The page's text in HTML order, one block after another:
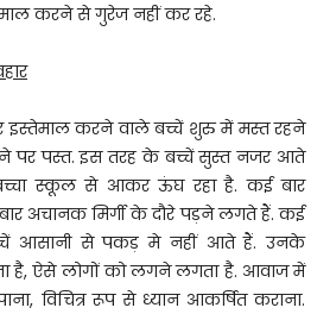
करने से गुरेज नहीं कर रहे.
इस्तेमाल करने वाले बच्चें शुरु में मस्त रहने
पर पस्त. इस तरह के बच्चें सुस्त नजर आते
स्कूल से आकर ऊंघ रहा है. कई बार
अचानक मिर्गी के दौरे पड़ने लगते हैं. कई
आसानी से पकड़ मे नहीं आते हैं. उनके
है, ऐसे लोगों को लगने लगता है. आवाज में
विचित्र रूप से ध्यान आकर्षित कराना.